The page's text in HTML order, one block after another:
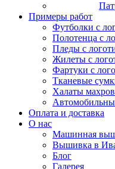
Примеры работ
Футболки с
Полотенца с
Пледы с
Жилеты с
Фартуки с
Тканевые
Халаты
Оплата и доставка
О нас
Машинная
Вышивка в
Блог
Галерея